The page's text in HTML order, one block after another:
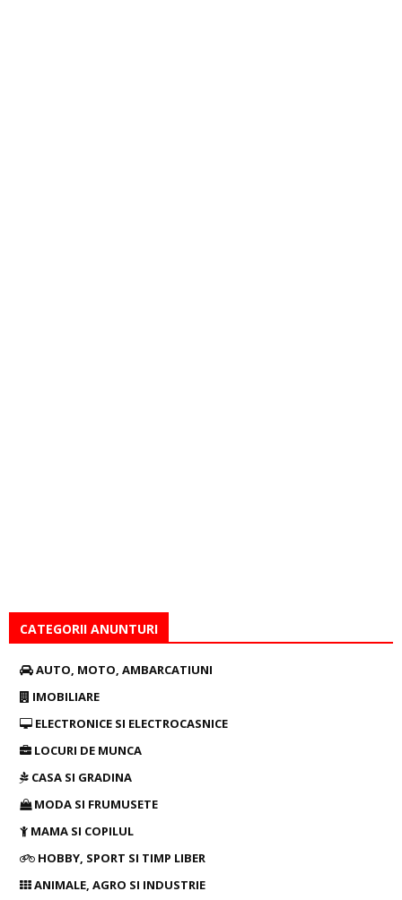
CATEGORII ANUNTURI
AUTO, MOTO, AMBARCATIUNI
IMOBILIARE
ELECTRONICE SI ELECTROCASNICE
LOCURI DE MUNCA
CASA SI GRADINA
MODA SI FRUMUSETE
MAMA SI COPILUL
HOBBY, SPORT SI TIMP LIBER
ANIMALE, AGRO SI INDUSTRIE